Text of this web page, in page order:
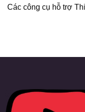
Các công cụ hỗ trợ